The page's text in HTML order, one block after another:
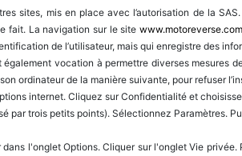
sites, mis en place avec l’autorisation de la
fait. La navigation sur le sitewww.motoreverse.com
de l’utilisateur, mais qui enregistre des
vocation à permettre diverses mesures
ordinateur de la manière suivante, pour refuser
internet. Cliquez sur Confidentialité et
par trois petits points). Sélectionnez Paramètres.
l'onglet Options. Cliquer sur l'onglet Vie